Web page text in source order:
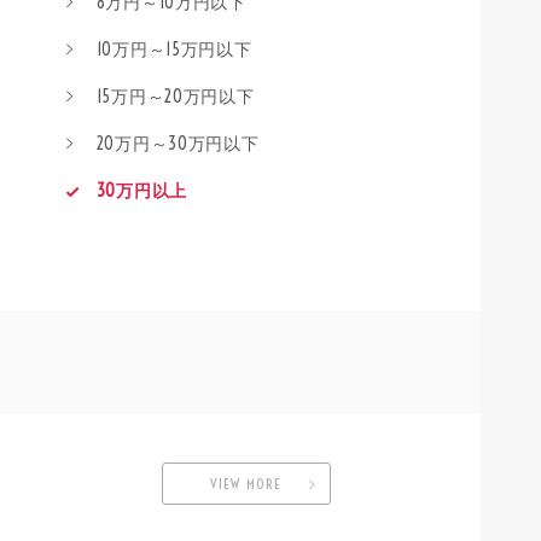
10万円～15万円以下
15万円～20万円以下
20万円～30万円以下
30万円以上
VIEW MORE